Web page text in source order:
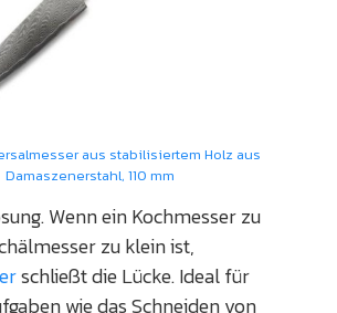
aus stabilisiertem Holz aus
Damaszenerstahl, 110 mm
Wenn ein Kochmesser zu
zu klein ist,
schließt die Lücke. Ideal für
wie das Schneiden von